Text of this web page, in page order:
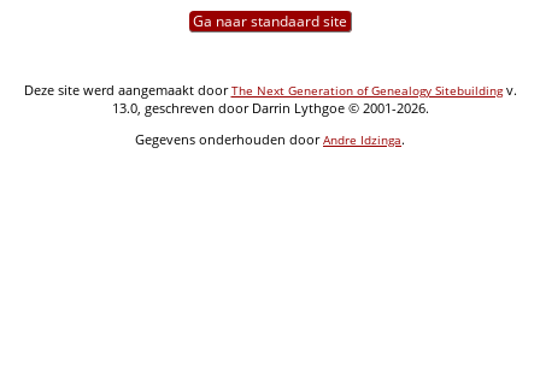
Ga naar standaard site
Deze site werd aangemaakt doorThe Next Generation of Genealogy Sitebuildingv.
13.0, geschreven door Darrin Lythgoe © 2001-2026.
Gegevens onderhouden doorAndre Idzinga.